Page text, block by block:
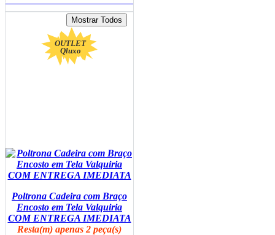
OUTLET
Qluxo
Poltrona Cadeira com Braço
Encosto em Tela Valquiria
COM ENTREGA IMEDIATA
Resta(m) apenas 2 peça(s)